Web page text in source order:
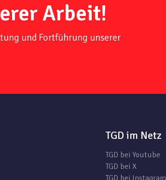
Arbeit!
und Fortführung unserer
TGD im Netz
TGD bei Youtube
TGD bei X
TGD bei Instagram